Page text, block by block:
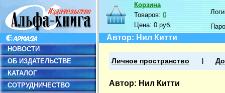
НОВОСТИ
ОБ ИЗДАТЕЛЬСТВЕ
КАТАЛОГ
СОТРУДНИЧЕСТВО
Корзина
Товаров:0
Цена:0 руб.
Автор: Нил Китти
Личное пространство
Автор: Нил Китти